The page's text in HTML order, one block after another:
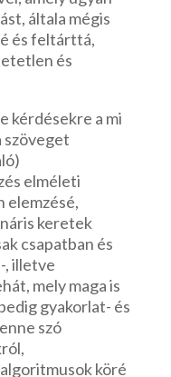
általa mégis
és feltárttá,
és
kérdésekre a mi
szöveget
elméleti
elemzésé,
keretek
csapatban és
, illetve
mely maga is
gyakorlat- és
szó
köré